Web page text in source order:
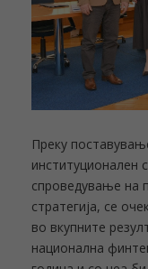
Преку
институционален
спроведување на
стратегија, се
во вкупните
национална